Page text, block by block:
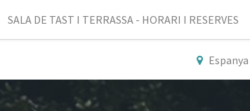
SALA DE TAST I TERRASSA - HORARI I RESERVES
Espanya